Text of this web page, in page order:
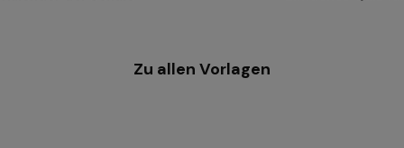
Zu allen Vorlagen